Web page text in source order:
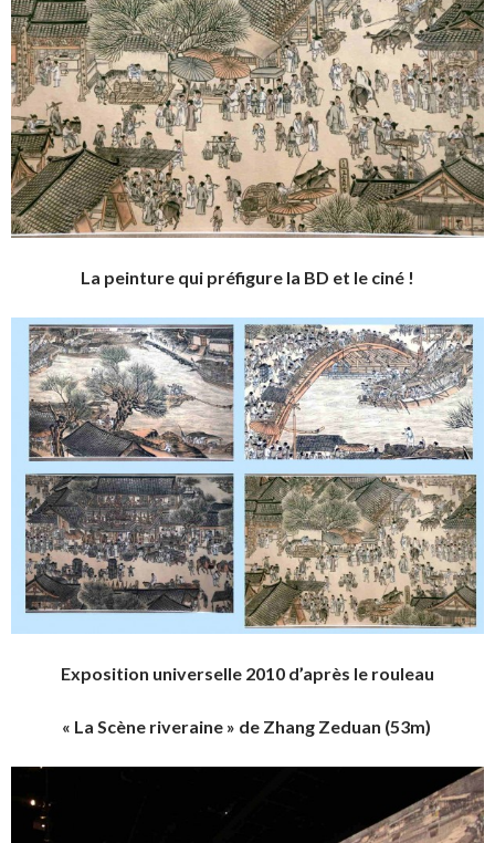
La peinture qui préfigure la BD et le ciné !
Exposition universelle 2010 d’après le rouleau
« La Scène riveraine » de Zhang Zeduan (53m)